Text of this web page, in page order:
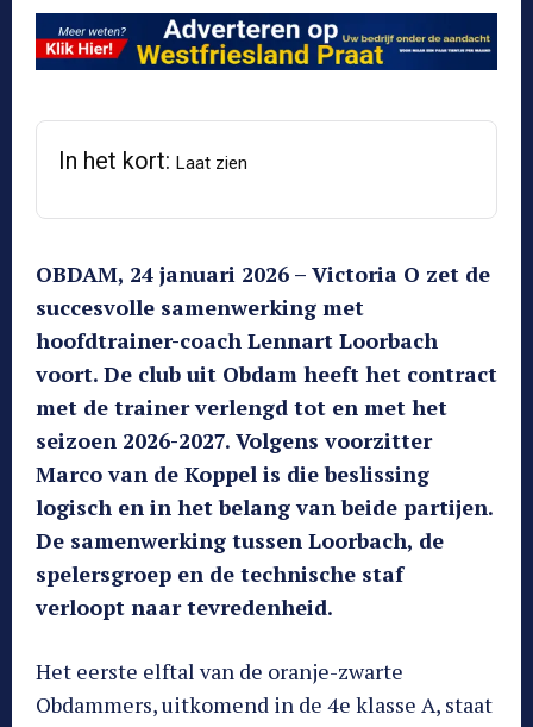
In het kort: Laat zien
OBDAM, 24 januari 2026 – Victoria O zet de
succesvolle samenwerking met
hoofdtrainer-coach Lennart Loorbach
voort. De club uit Obdam heeft het contract
met de trainer verlengd tot en met het
seizoen 2026-2027. Volgens voorzitter
Marco van de Koppel is die beslissing
logisch en in het belang van beide partijen.
De samenwerking tussen Loorbach, de
spelersgroep en de technische staf
verloopt naar tevredenheid.
Het eerste elftal van de oranje-zwarte
Obdammers, uitkomend in de 4e klasse A, staat